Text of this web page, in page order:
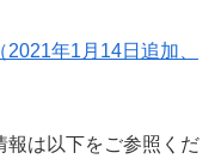
年1月14日追加、
報は以下をご参照くだ